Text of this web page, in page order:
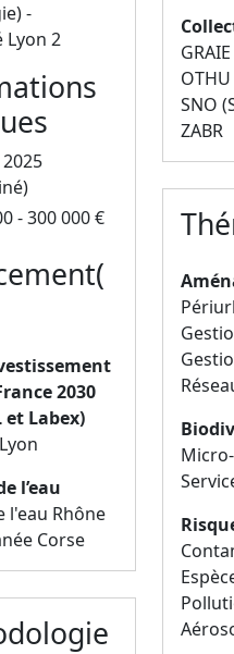
-
Lyon 2
- 300 000 €
2030
et Labex)
l’eau
l'eau Rhône
Corse
GRAIE
OTHU
SNO
ZABR